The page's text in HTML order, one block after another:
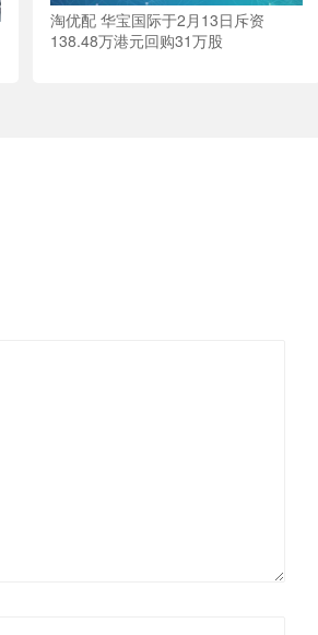
淘优配 华宝国际于2月13日斥资
138.48万港元回购31万股